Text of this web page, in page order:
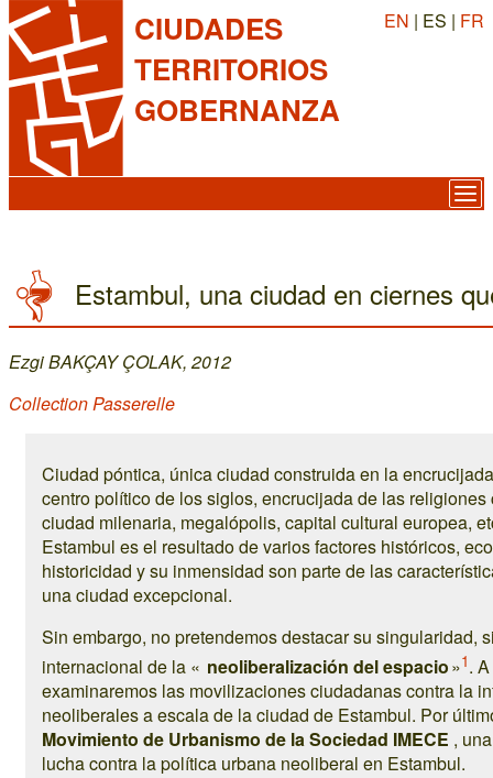
CIUDADES
TERRITORIOS
GOBERNANZA
EN | ES | FR
Estambul, una ciudad en ciernes
Ezgi BAKÇAY ÇOLAK, 2012
Collection Passerelle
Ciudad póntica, única ciudad construida en la
centro político de los siglos, encrucijada de las
ciudad milenaria, megalópolis, capital cultural europea,
Estambul es el resultado de varios factores históricos,
historicidad y su inmensidad son parte de las
una ciudad excepcional.
Sin embargo, no pretendemos destacar su singularidad,
internacional de la « neoliberalización del espacio»1.
examinaremos las movilizaciones ciudadanas contra la
neoliberales a escala de la ciudad de Estambul. Por
Movimiento de Urbanismo de la Sociedad IMECE ,
lucha contra la política urbana neoliberal en Estambul.